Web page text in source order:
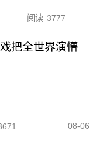
阅读 3777
把全世界演懵
08-06